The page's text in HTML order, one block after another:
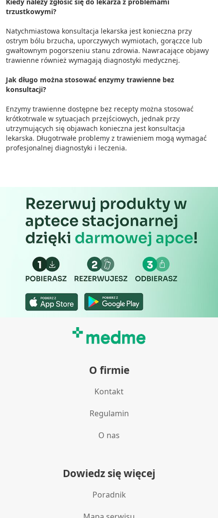
trzustkowymi?
Natychmiastowa konsultacja lekarska jest konieczna przy
ostrym bólu brzucha, uporczywych wymiotach, gorączce lub
gwałtownym pogorszeniu stanu zdrowia. Nawracające objawy
trawienne również wymagają diagnostyki medycznej.
Jak długo można stosować enzymy trawienne bez
konsultacji?
Enzymy trawienne dostępne bez recepty można stosować
krótkotrwale w sytuacjach przejściowych, jednak przy
utrzymujących się objawach konieczna jest konsultacja
lekarska. Długotrwałe problemy z trawieniem mogą wymagać
profesjonalnej diagnostyki i leczenia.
O firmie
Kontakt
Regulamin
O nas
Dowiedz się więcej
Poradnik